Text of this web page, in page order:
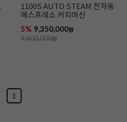
1100S AUTO STEAM 전자동
에스프레소 커피머신
5% 9,350,000원
9,900,000원
1